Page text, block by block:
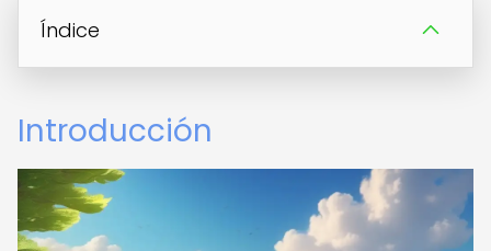
Índice
Introducción